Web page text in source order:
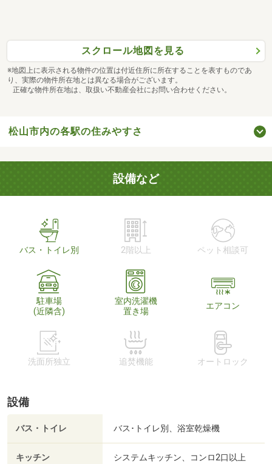
スクロール地図を見る
※地図上に表示される物件の位置は付近住所に所在することを表すものであ
り、実際の物件所在地とは異なる場合がございます。
正確な物件所在地は、取扱い不動産会社にお問い合わせください。
松山市内の各駅の住みやすさ
設備など
バス・トイレ別 2階以上 ペット相談可
駐車場
(近隣含)
室内洗濯機
置き場
エアコン
洗面所独立 追焚機能 オートロック
設備
バス・トイレ バス･トイレ別、浴室乾燥機
キッチン システムキッチン、コンロ2口以上